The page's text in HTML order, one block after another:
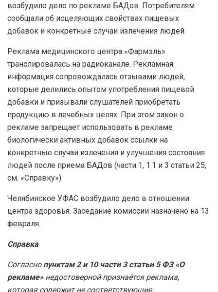
возбудило дело по рекламе БАДов. Потребителям
сообщали об исцеляющих свойствах пищевых
добавок и конкретные случаи излечения людей.
Реклама медицинского центра «Фармэль»
транслировалась на радиоканале. Рекламная
информация сопровождалась отзывами людей,
которые делились опытом употребления пищевой
добавки и призывали слушателей приобретать
продукцию в лечебных целях. При этом закон о
рекламе запрещает использовать в рекламе
биологически активных добавок ссылки на
конкретные случаи излечения и улучшения состояния
людей после приема БАДов (части 1, 1.1 и 3 статьи 25,
см. «Справку»).
Челябинское УФАС возбудило дело в отношении
центра здоровья. Заседание комиссии назначено на 13
февраля.
Справка
Согласно пунктам 2 и 10 части 3 статьи 5 ФЗ «О
рекламе»недостоверной признаётся реклама,
которая содержит не соответствующие